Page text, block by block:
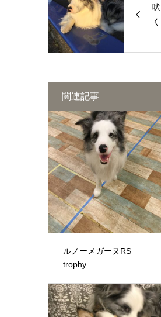
関連記事
ルノーメガーヌRS
trophy